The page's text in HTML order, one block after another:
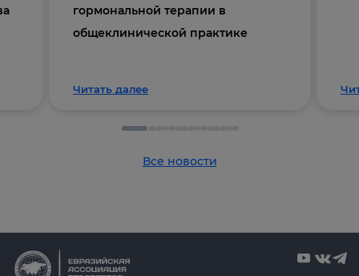
гормональной терапии в
общеклинической практике
Читать далее
Все новости